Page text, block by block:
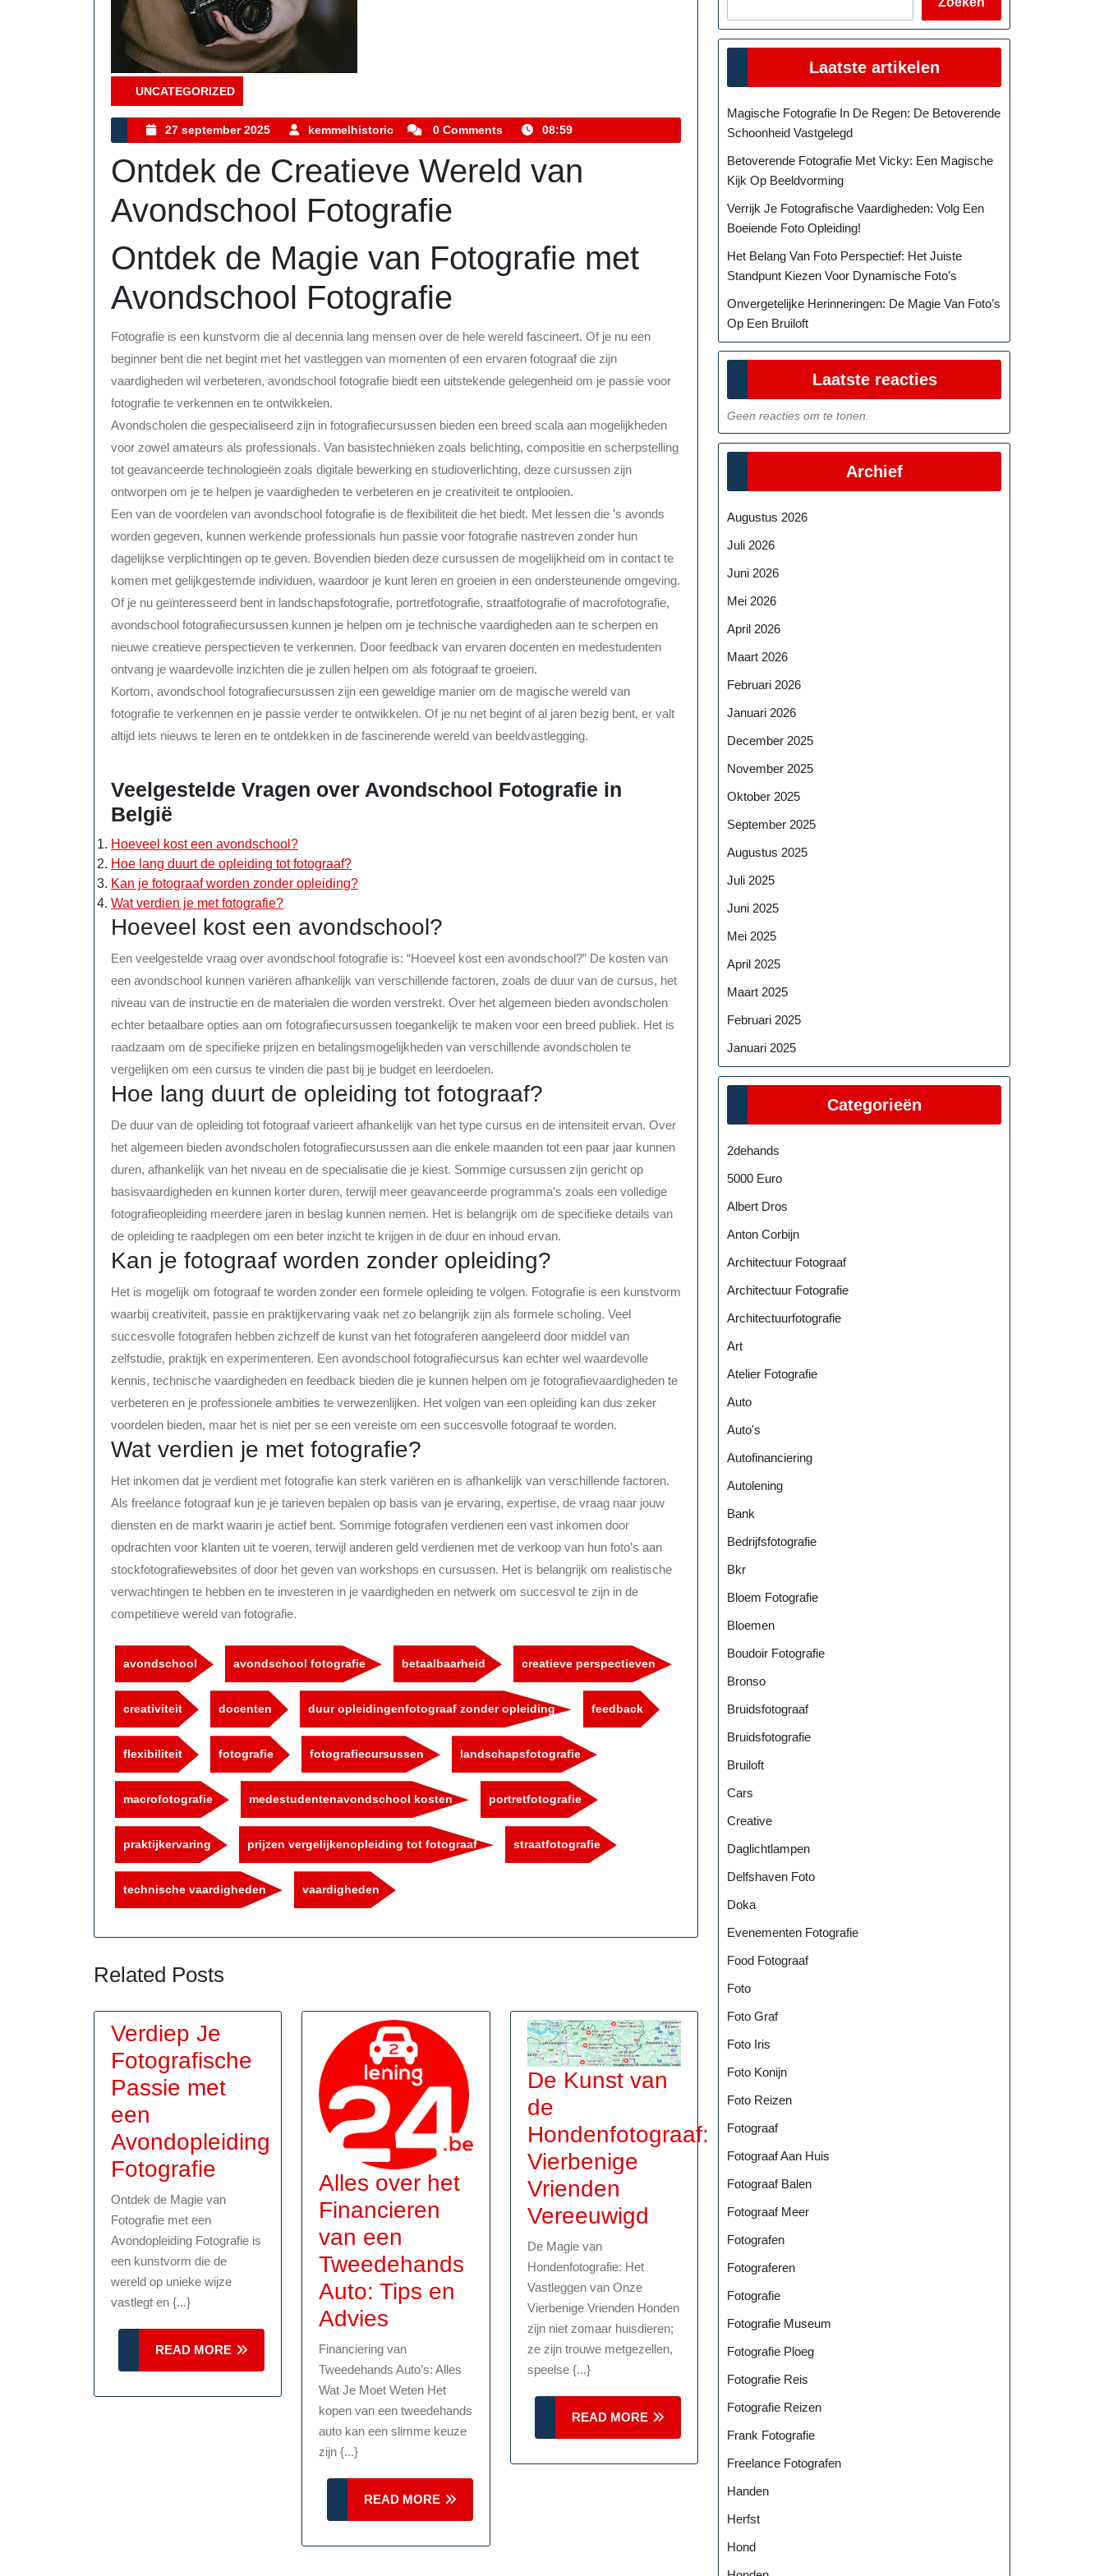
UNCATEGORIZED
Category
27 september 2025
27
september
2025
kemmelhistoric kemmelhistoric
0 Comments 08:59
Ontdek de Creatieve Wereld van
Avondschool Fotografie
Ontdek de Magie van Fotografie met
Avondschool Fotografie
Fotografie is een kunstvorm die al decennia lang mensen over de hele wereld fascineert. Of je nu een
beginner bent die net begint met het vastleggen van momenten of een ervaren fotograaf die zijn
vaardigheden wil verbeteren, avondschool fotografie biedt een uitstekende gelegenheid om je passie voor
fotografie te verkennen en te ontwikkelen.
Avondscholen die gespecialiseerd zijn in fotografiecursussen bieden een breed scala aan mogelijkheden
voor zowel amateurs als professionals. Van basistechnieken zoals belichting, compositie en scherpstelling
tot geavanceerde technologieën zoals digitale bewerking en studioverlichting, deze cursussen zijn
ontworpen om je te helpen je vaardigheden te verbeteren en je creativiteit te ontplooien.
Een van de voordelen van avondschool fotografie is de flexibiliteit die het biedt. Met lessen die ’s avonds
worden gegeven, kunnen werkende professionals hun passie voor fotografie nastreven zonder hun
dagelijkse verplichtingen op te geven. Bovendien bieden deze cursussen de mogelijkheid om in contact te
komen met gelijkgestemde individuen, waardoor je kunt leren en groeien in een ondersteunende omgeving.
Of je nu geïnteresseerd bent in landschapsfotografie, portretfotografie, straatfotografie of macrofotografie,
avondschool fotografiecursussen kunnen je helpen om je technische vaardigheden aan te scherpen en
nieuwe creatieve perspectieven te verkennen. Door feedback van ervaren docenten en medestudenten
ontvang je waardevolle inzichten die je zullen helpen om als fotograaf te groeien.
Kortom, avondschool fotografiecursussen zijn een geweldige manier om de magische wereld van
fotografie te verkennen en je passie verder te ontwikkelen. Of je nu net begint of al jaren bezig bent, er valt
altijd iets nieuws te leren en te ontdekken in de fascinerende wereld van beeldvastlegging.
Veelgestelde Vragen over Avondschool Fotografie in
België
Hoeveel kost een avondschool?
Hoe lang duurt de opleiding tot fotograaf?
Kan je fotograaf worden zonder opleiding?
Wat verdien je met fotografie?
Hoeveel kost een avondschool?
Een veelgestelde vraag over avondschool fotografie is: “Hoeveel kost een avondschool?” De kosten van
een avondschool kunnen variëren afhankelijk van verschillende factoren, zoals de duur van de cursus, het
niveau van de instructie en de materialen die worden verstrekt. Over het algemeen bieden avondscholen
echter betaalbare opties aan om fotografiecursussen toegankelijk te maken voor een breed publiek. Het is
raadzaam om de specifieke prijzen en betalingsmogelijkheden van verschillende avondscholen te
vergelijken om een cursus te vinden die past bij je budget en leerdoelen.
Hoe lang duurt de opleiding tot fotograaf?
De duur van de opleiding tot fotograaf varieert afhankelijk van het type cursus en de intensiteit ervan. Over
het algemeen bieden avondscholen fotografiecursussen aan die enkele maanden tot een paar jaar kunnen
duren, afhankelijk van het niveau en de specialisatie die je kiest. Sommige cursussen zijn gericht op
basisvaardigheden en kunnen korter duren, terwijl meer geavanceerde programma’s zoals een volledige
fotografieopleiding meerdere jaren in beslag kunnen nemen. Het is belangrijk om de specifieke details van
de opleiding te raadplegen om een beter inzicht te krijgen in de duur en inhoud ervan.
Kan je fotograaf worden zonder opleiding?
Het is mogelijk om fotograaf te worden zonder een formele opleiding te volgen. Fotografie is een kunstvorm
waarbij creativiteit, passie en praktijkervaring vaak net zo belangrijk zijn als formele scholing. Veel
succesvolle fotografen hebben zichzelf de kunst van het fotograferen aangeleerd door middel van
zelfstudie, praktijk en experimenteren. Een avondschool fotografiecursus kan echter wel waardevolle
kennis, technische vaardigheden en feedback bieden die je kunnen helpen om je fotografievaardigheden te
verbeteren en je professionele ambities te verwezenlijken. Het volgen van een opleiding kan dus zeker
voordelen bieden, maar het is niet per se een vereiste om een succesvolle fotograaf te worden.
Wat verdien je met fotografie?
Het inkomen dat je verdient met fotografie kan sterk variëren en is afhankelijk van verschillende factoren.
Als freelance fotograaf kun je je tarieven bepalen op basis van je ervaring, expertise, de vraag naar jouw
diensten en de markt waarin je actief bent. Sommige fotografen verdienen een vast inkomen door
opdrachten voor klanten uit te voeren, terwijl anderen geld verdienen met de verkoop van hun foto’s aan
stockfotografiewebsites of door het geven van workshops en cursussen. Het is belangrijk om realistische
verwachtingen te hebben en te investeren in je vaardigheden en netwerk om succesvol te zijn in de
competitieve wereld van fotografie.
avondschool avondschool fotografie betaalbaarheid creatieve perspectieven
creativiteit docenten duur opleidingenfotograaf zonder opleiding feedback
flexibiliteit fotografie fotografiecursussen landschapsfotografie
macrofotografie medestudentenavondschool kosten portretfotografie
praktijkervaring prijzen vergelijkenopleiding tot fotograaf straatfotografie
technische vaardigheden vaardigheden
Related Posts
Verdiep Je
Fotografische
Passie met
een
Avondopleiding
Fotografie
Je
Fotografische
Passie
met
Avondopleiding
Fotografie
Ontdek de Magie van
Fotografie met een
Avondopleiding Fotografie is
een kunstvorm die de
wereld op unieke wijze
vastlegt en {...}
READ MORE
MORE
Alles over het
Financieren
van een
Tweedehands
Auto: Tips en
Advies
over
het
Financieren
van
Tweedehands
Auto:
Financiering van
Tweedehands Auto’s: Alles
Wat Je Moet Weten Het
kopen van een tweedehands
auto kan een slimme keuze
zijn {...}
READ MORE
READ
MORE
De Kunst van
de
Hondenfotograaf:
Vierbenige
Vrienden
Vereeuwigd
de
Hondenfotograaf:
Vierbenige
Vrienden
Vereeuwigd
De Magie van
Hondenfotografie: Het
Vastleggen van Onze
Vierbenige Vrienden Honden
zijn niet zomaar huisdieren;
ze zijn trouwe metgezellen,
speelse {...}
READ MORE
READ
MORE
Laatste artikelen
Magische Fotografie In De Regen: De Betoverende
Schoonheid Vastgelegd
Betoverende Fotografie Met Vicky: Een Magische
Kijk Op Beeldvorming
Verrijk Je Fotografische Vaardigheden: Volg Een
Boeiende Foto Opleiding!
Het Belang Van Foto Perspectief: Het Juiste
Standpunt Kiezen Voor Dynamische Foto’s
Onvergetelijke Herinneringen: De Magie Van Foto’s
Op Een Bruiloft
Laatste reacties
Geen reacties om te tonen.
Archief
Augustus 2026
Juli 2026
Juni 2026
Mei 2026
April 2026
Maart 2026
Februari 2026
Januari 2026
December 2025
November 2025
Oktober 2025
September 2025
Augustus 2025
Juli 2025
Juni 2025
Mei 2025
April 2025
Maart 2025
Februari 2025
Januari 2025
Categorieën
2dehands
5000 Euro
Albert Dros
Anton Corbijn
Architectuur Fotograaf
Architectuur Fotografie
Architectuurfotografie
Art
Atelier Fotografie
Auto
Auto's
Autofinanciering
Autolening
Bank
Bedrijfsfotografie
Bkr
Bloem Fotografie
Bloemen
Boudoir Fotografie
Bronso
Bruidsfotograaf
Bruidsfotografie
Bruiloft
Cars
Creative
Daglichtlampen
Delfshaven Foto
Doka
Evenementen Fotografie
Food Fotograaf
Foto
Foto Graf
Foto Iris
Foto Konijn
Foto Reizen
Fotograaf
Fotograaf Aan Huis
Fotograaf Balen
Fotograaf Meer
Fotografen
Fotograferen
Fotografie
Fotografie Museum
Fotografie Ploeg
Fotografie Reis
Fotografie Reizen
Frank Fotografie
Freelance Fotografen
Handen
Herfst
Hond